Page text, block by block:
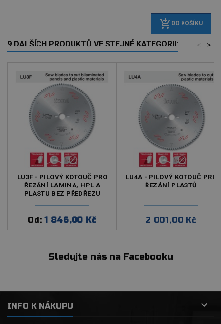
add_shopping_cart DO KOŠÍKU
9 DALŠÍCH PRODUKTŮ VE STEJNÉ KATEGORII: >
<
LU3F - PILOVÝ KOTOUČ PRO
ŘEZÁNÍ LAMINA, HPL A
PLASTU BEZ PŘEDŘEZU
Od: 1 846,00 Kč
LU4A - PILOVÝ KOTOUČ PRO
ŘEZÁNÍ PLASTŮ
Cena
2 001,00 Kč
Sledujte nás na Facebooku
INFO K NÁKUPU 